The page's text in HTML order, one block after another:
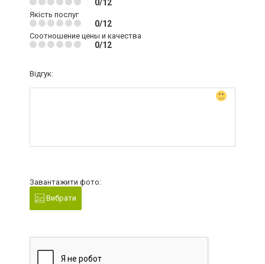
0/12
Якість послуг
0/12
Соотношение цены и качества
0/12
Відгук:
Завантажити фото:
Вибрати